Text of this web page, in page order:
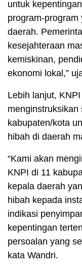
untuk
program-
daerah.
kesejahteraan
kemiskinan,
ekonomi lokal,”
Lebih lanjut,
menginstruksikan
kabupaten/kota
hibah di daerah
“Kami akan
KNPI di 11
kepala daerah
hibah kepada
indikasi
kepentingan
persoalan yang
kata Wandri.